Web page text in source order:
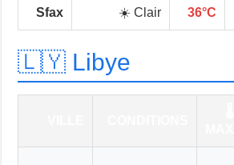
Sfax ☀️ Clair 36°C
🇱🇾 Libye